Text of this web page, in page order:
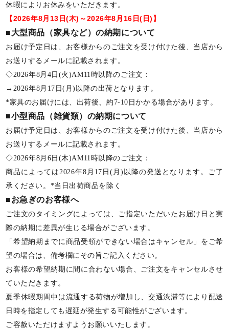
休暇によりお休みをいただきます。
【2026年8月13日(木)～2026年8月16日(日)】
■大型商品（家具など）の納期について
お届け予定日は、お客様からのご注文を受け付けた後、当店から
お送りするメールに記載されます。
◇2026年8月4日(火)AM11時以降のご注文：
→2026年8月17日(月)以降の出荷となります。
*家具のお届けには、出荷後、約7-10日かかる場合があります。
■小型商品（雑貨類）の納期について
お届け予定日は、お客様からのご注文を受け付けた後、当店から
お送りするメールに記載されます。
◇2026年8月6日(木)AM11時以降のご注文：
商品によっては2026年8月17日(月)以降の発送となります。ご了
承ください。*当日出荷商品を除く
■お急ぎのお客様へ
ご注文のタイミングによっては、ご指定いただいたお届け日と実
際の納期に差異が生じる場合がございます。
「希望納期までに商品受領ができない場合はキャンセル」をご希
望の場合は、備考欄にその旨ご記入ください。
お客様の希望納期に間に合わない場合、ご注文をキャンセルさせ
ていただきます。
夏季休暇期間中は流通する荷物が増加し、交通渋滞等により配送
日時を指定しても遅延が発生する可能性がございます。
ご容赦いただけますようお願いいたします。